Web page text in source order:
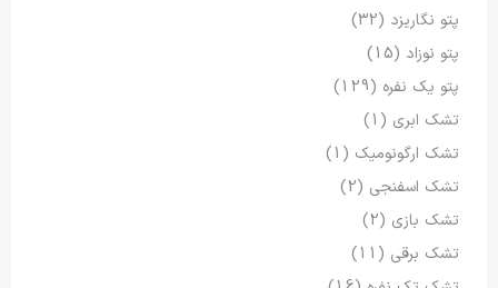
پتو نگاریزد (32)
پتو نوزاد (15)
پتو یک نفره (129)
تشک ابری (1)
تشک ارگونومیک (1)
تشک اسفنجی (2)
تشک بازی (2)
تشک برقی (11)